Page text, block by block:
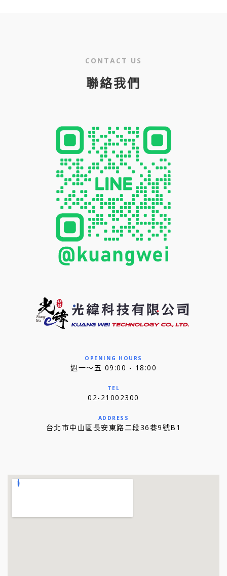
CONTACT US
聯絡我們
OPENING HOURS
週一～五 09:00 - 18:00
TEL
02-21002300
ADDRESS
台北市中山區長安東路二段36巷9號B1